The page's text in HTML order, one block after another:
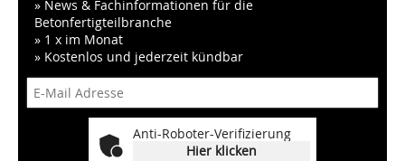
» News & Fachinformationen für die
Betonfertigteilbranche
» 1 x im Monat
» Kostenlos und jederzeit kündbar
Anti-Roboter-Verifizierung
Hier klicken